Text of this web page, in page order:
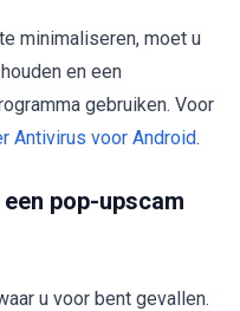
minimaliseren, moet u
en een
gebruiken. Voor
Antivirus voor Android.
pop-upscam
u voor bent gevallen.